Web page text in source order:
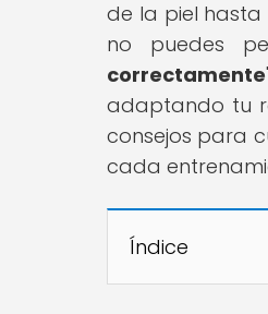
de la piel hasta
no puedes
correctamente
adaptando tu
consejos para
cada
Índice